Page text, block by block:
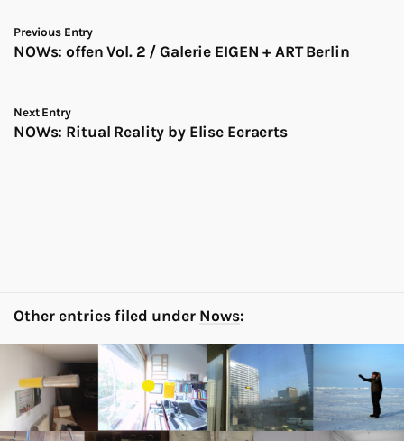
Previous Entry
NOWs: offen Vol. 2 / Galerie EIGEN + ART Berlin
Next Entry
NOWs: Ritual Reality by Elise Eeraerts
Other entries filed under Nows: